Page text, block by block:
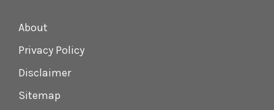
About
Privacy Policy
Disclaimer
Sitemap